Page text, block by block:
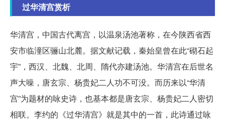
过华清宫赏析
华清宫，中国古代离宫，以温泉汤池著称，在今陕西省西
安市临潼区骊山北麓。据文献记载，秦始皇曾在此“砌石起
宇”，西汉、北魏、北周、隋代亦建汤池。华清宫在后世名
声大噪，唐玄宗、杨贵妃二人功不可没。而历来以“华清
宫”为题材的咏史诗，也基本都是唐玄宗、杨贵妃二人密切
相联。李约的《过华清宫》就是其中的一首，此诗通过咏